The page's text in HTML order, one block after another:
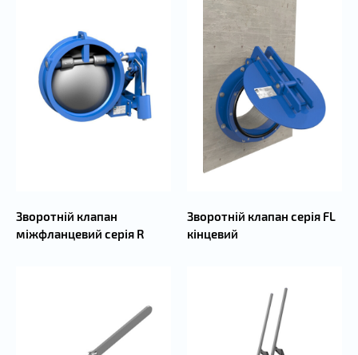
Зворотній клапан
міжфланцевий серія R
Зворотній клапан серія FL
кінцевий